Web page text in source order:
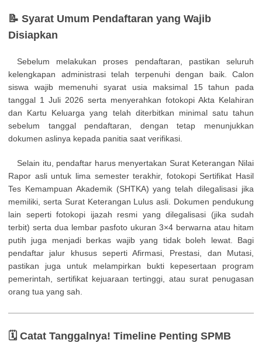
📝 Syarat Umum Pendaftaran yang Wajib
Disiapkan
Sebelum melakukan proses pendaftaran, pastikan seluruh
kelengkapan administrasi telah terpenuhi dengan baik. Calon
siswa wajib memenuhi syarat usia maksimal 15 tahun pada
tanggal 1 Juli 2026 serta menyerahkan fotokopi Akta Kelahiran
dan Kartu Keluarga yang telah diterbitkan minimal satu tahun
sebelum tanggal pendaftaran, dengan tetap menunjukkan
dokumen aslinya kepada panitia saat verifikasi.
Selain itu, pendaftar harus menyertakan Surat Keterangan Nilai
Rapor asli untuk lima semester terakhir, fotokopi Sertifikat Hasil
Tes Kemampuan Akademik (SHTKA) yang telah dilegalisasi jika
memiliki, serta Surat Keterangan Lulus asli. Dokumen pendukung
lain seperti fotokopi ijazah resmi yang dilegalisasi (jika sudah
terbit) serta dua lembar pasfoto ukuran 3×4 berwarna atau hitam
putih juga menjadi berkas wajib yang tidak boleh lewat. Bagi
pendaftar jalur khusus seperti Afirmasi, Prestasi, dan Mutasi,
pastikan juga untuk melampirkan bukti kepesertaan program
pemerintah, sertifikat kejuaraan tertinggi, atau surat penugasan
orang tua yang sah.
🗓️ Catat Tanggalnya! Timeline Penting SPMB